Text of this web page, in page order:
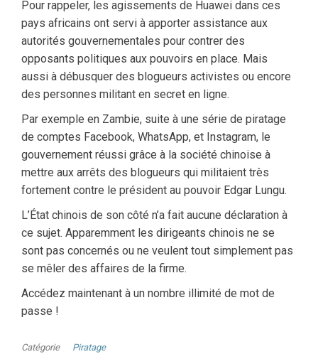
Pour rappeler, les agissements de Huawei dans ces
pays africains ont servi à apporter assistance aux
autorités gouvernementales pour contrer des
opposants politiques aux pouvoirs en place. Mais
aussi à débusquer des blogueurs activistes ou encore
des personnes militant en secret en ligne.
Par exemple en Zambie, suite à une série de piratage
de comptes Facebook, WhatsApp, et Instagram, le
gouvernement réussi grâce à la société chinoise à
mettre aux arrêts des blogueurs qui militaient très
fortement contre le président au pouvoir Edgar Lungu.
L’État chinois de son côté n’a fait aucune déclaration à
ce sujet. Apparemment les dirigeants chinois ne se
sont pas concernés ou ne veulent tout simplement pas
se mêler des affaires de la firme.
Accédez maintenant à un nombre illimité de mot de
passe !
Catégorie Piratage